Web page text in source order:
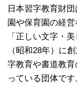
日本習字教育財
園や保育園の経
「正しい文字・
（昭和28年）に
字教育や書道教
っている団体です